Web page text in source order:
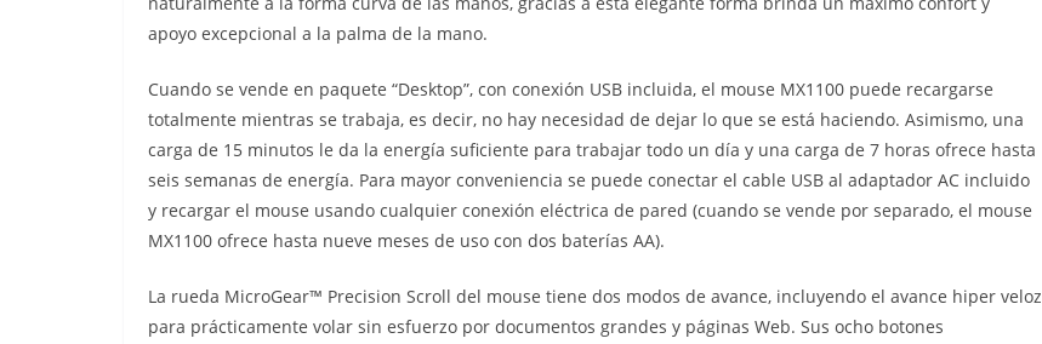
apoyo excepcional a la palma de la mano.
Cuando se vende en paquete “Desktop”, con conexión USB incluida, el mouse MX1100 puede recargarse
totalmente mientras se trabaja, es decir, no hay necesidad de dejar lo que se está haciendo. Asimismo, una
carga de 15 minutos le da la energía suficiente para trabajar todo un día y una carga de 7 horas ofrece hasta
seis semanas de energía. Para mayor conveniencia se puede conectar el cable USB al adaptador AC incluido
y recargar el mouse usando cualquier conexión eléctrica de pared (cuando se vende por separado, el mouse
MX1100 ofrece hasta nueve meses de uso con dos baterías AA).
La rueda MicroGear™ Precision Scroll del mouse tiene dos modos de avance, incluyendo el avance hiper veloz
para prácticamente volar sin esfuerzo por documentos grandes y páginas Web. Sus ocho botones